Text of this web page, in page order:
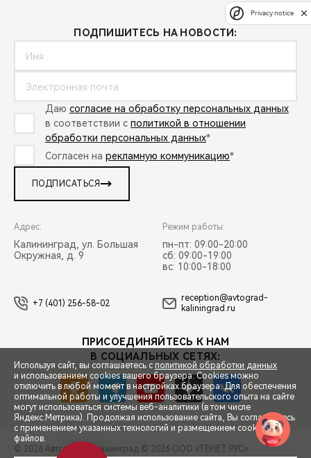
СПЕЦПРЕДЛОЖЕНИЯ
ЗАПИСЬ НА ТЕСТ-ДРАЙВ
ПОДПИШИТЕСЬ НА НОВОСТИ:
Даю согласие на обработку персональных данных
в соответствии с политикой в отношении
обработки персональных данных*
Согласен на рекламную коммуникацию*
ПОДПИСАТЬСЯ
Адрес:
Калининград, ул. Большая
Окружная, д. 9
Режим работы:
пн-пт: 09:00-20:00
сб: 09:00-19:00
вс: 10:00-18:00
+7 (401) 256-58-02
reception@avtograd-
kaliningrad.ru
ПРИСОЕДИНЯЙТЕСЬ К НАМ
В СОЦИАЛЬНЫХ СЕТЯХ:
© 2026 Автоград Калининград © 2026 ООО «ТЕНЕТ РУС»
Используя сайт, вы соглашаетесь с политикой обработки данных
и использованием cookies вашего браузера. Cookies можно
отключить в любой момент в настройках браузера. Для обеспечения
оптимальной работы и улучшения пользовательского опыта на сайте
могут использоваться системы веб-аналитики (в том числе
Яндекс.Метрика). Продолжая использование сайта, Вы соглашаетесь
с применением указанных технологий и размещением cookie-
файлов.
Privacy notice